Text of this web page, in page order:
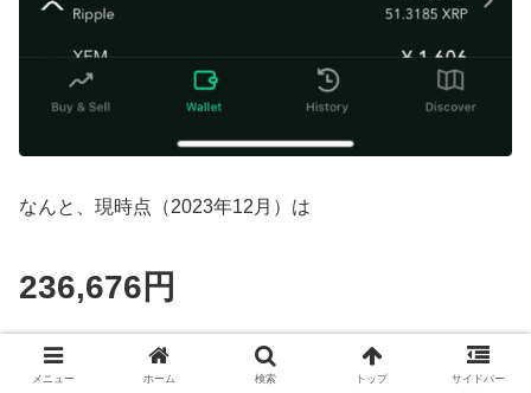
なんと、現時点（2023年12月）は
236,676円
元本、15万円から、
メニュー ホーム 検索 トップ サイドバー